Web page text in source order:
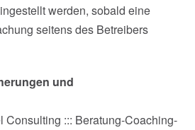
werden, sobald eine
seitens des Betreibers
und
Consulting ::: Beratung-Coaching-